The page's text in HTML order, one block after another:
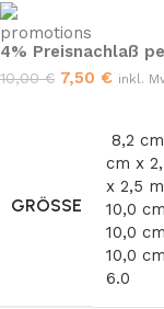
4% Preisnachlaß
10,00€ 7,50 € inkl.
GRÖSSE
8,2
cm x
x 2,5
10,0
10,0
10,0
6.0